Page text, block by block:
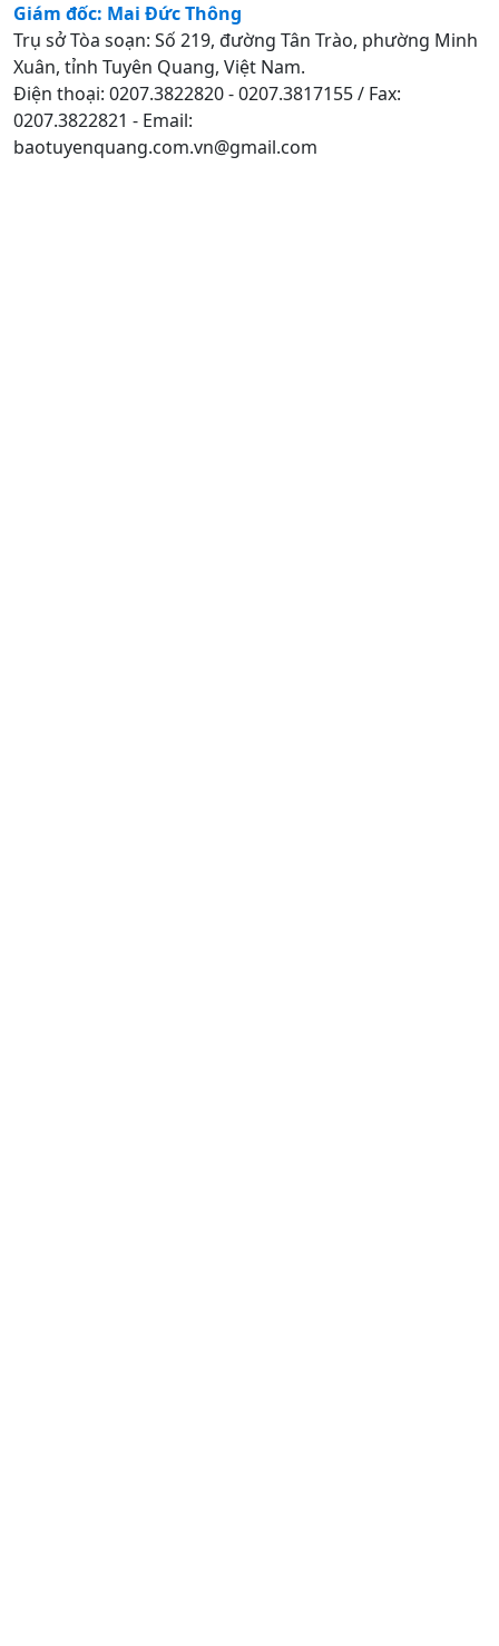
Giám đốc: Mai Đức Thông
Trụ sở Tòa soạn: Số 219, đường Tân Trào, phường Minh
Xuân, tỉnh Tuyên Quang, Việt Nam.
Điện thoại: 0207.3822820 - 0207.3817155 / Fax:
0207.3822821 - Email:
baotuyenquang.com.vn@gmail.com